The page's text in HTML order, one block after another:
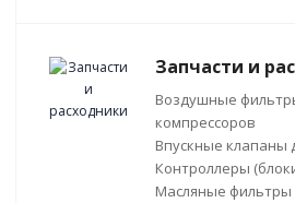
Запчасти и
Воздушные
компрессоров
Впускные клапаны
Контроллеры
Масляные фильтры